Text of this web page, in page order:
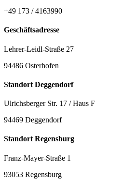
+49 173 / 4163990
Geschäftsadresse
Lehrer-Leidl-Straße 27
94486 Osterhofen
Standort Deggendorf
Ulrichsberger Str. 17 / Haus F
94469 Deggendorf
Standort Regensburg
Franz-Mayer-Straße 1
93053 Regensburg